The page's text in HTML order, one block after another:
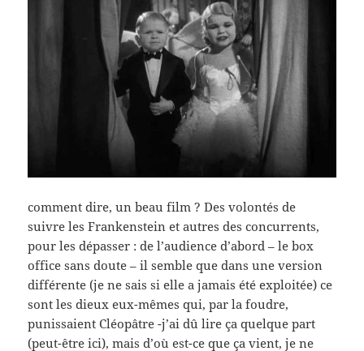
comment dire, un beau film ? Des volontés de
suivre les Frankenstein et autres des concurrents,
pour les dépasser : de l’audience d’abord – le box
office sans doute – il semble que dans une version
différente (je ne sais si elle a jamais été exploitée) ce
sont les dieux eux-mêmes qui, par la foudre,
punissaient Cléopâtre -j’ai dû lire ça quelque part
(peut-être ici), mais d’où est-ce que ça vient, je ne